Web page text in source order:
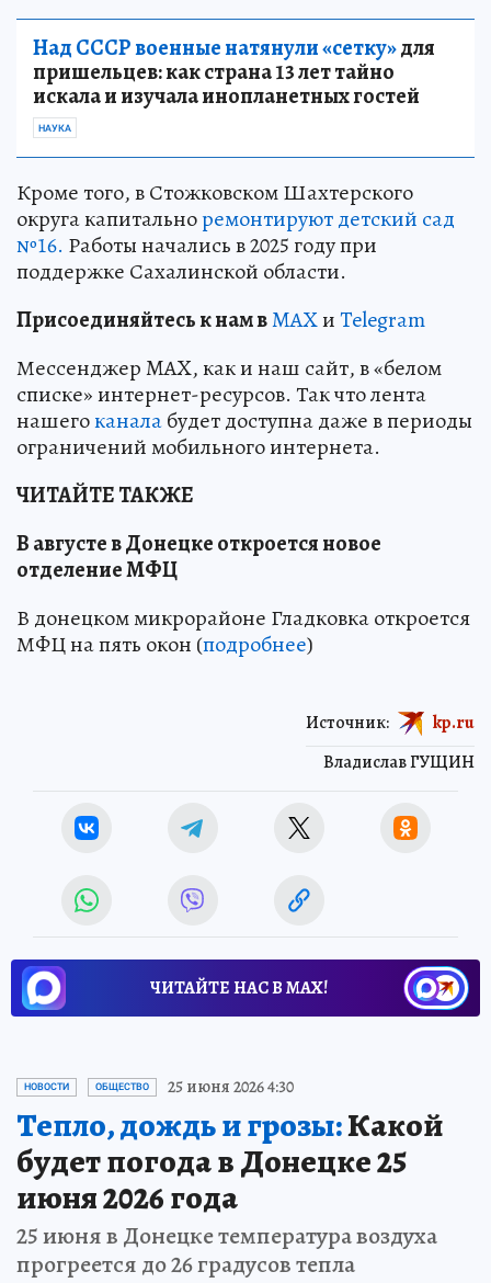
Над СССР военные натянули «сетку»для
пришельцев: как страна 13 лет тайно
искала и изучала инопланетных гостей
НАУКА
Кроме того, в Стожковском Шахтерского
округа капитальноремонтируют детский сад
№16. Работы начались в 2025 году при
поддержке Сахалинской области.
Присоединяйтесь к нам вMAXиTelegram
Мессенджер MAX, как и наш сайт, в «белом
списке» интернет-ресурсов. Так что лента
нашегоканалабудет доступна даже в периоды
ограничений мобильного интернета.
ЧИТАЙТЕ ТАКЖЕ
В августе в Донецке откроется новое
отделение МФЦ
В донецком микрорайоне Гладковка откроется
МФЦ на пять окон (подробнее)
Владислав ГУЩИН
Источник: kp.ru
ЧИТАЙТЕ НАС В МАХ!
НОВОСТИ ОБЩЕСТВО 25 июня 2026 4:30
Тепло, дождь и грозы:Какой
будет погода в Донецке 25
июня 2026 года
25 июня в Донецке температура воздуха
прогреется до 26 градусов тепла